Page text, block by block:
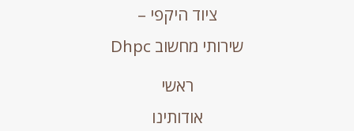
ציוד היקפי –
שירותי מחשוב Dhpc
ראשי
אודותינו